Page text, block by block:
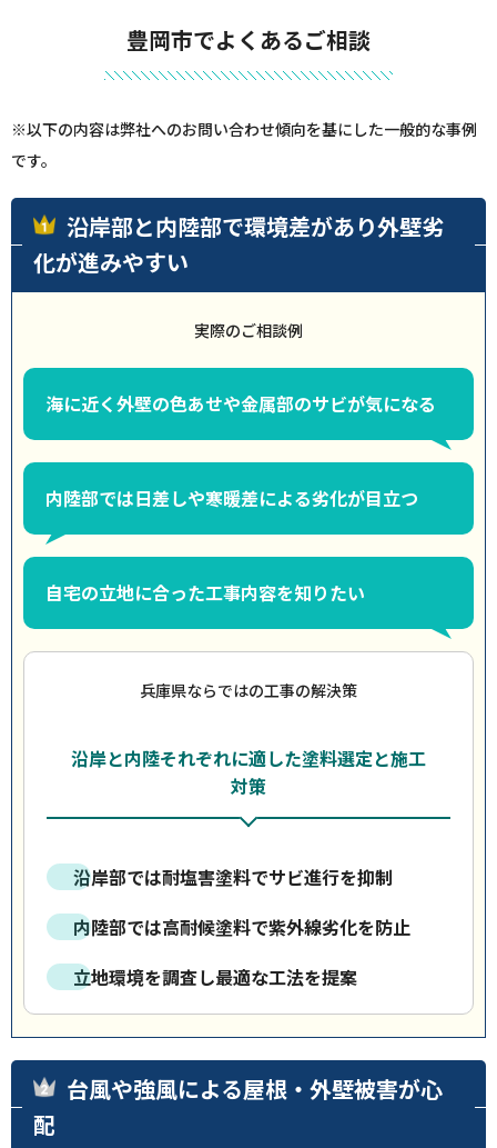
豊岡市でよくあるご相談
※以下の内容は弊社へのお問い合わせ傾向を基にした一般的な事例
です。
沿岸部と内陸部で環境差があり外壁劣
化が進みやすい
実際のご相談例
海に近く外壁の色あせや金属部のサビが気になる
内陸部では日差しや寒暖差による劣化が目立つ
自宅の立地に合った工事内容を知りたい
兵庫県ならではの工事の解決策
沿岸と内陸それぞれに適した塗料選定と施工
対策
沿岸部では耐塩害塗料でサビ進行を抑制
内陸部では高耐候塗料で紫外線劣化を防止
立地環境を調査し最適な工法を提案
台風や強風による屋根・外壁被害が心
配